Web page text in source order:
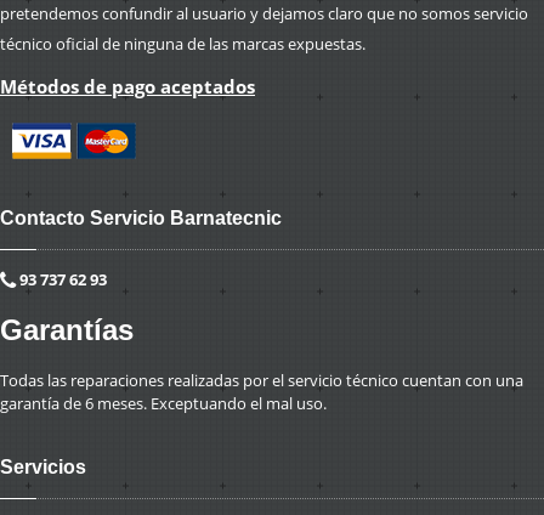
pretendemos confundir al usuario y dejamos claro que no somos servicio
técnico oficial de ninguna de las marcas expuestas.
Métodos de pago aceptados
Contacto Servicio Barnatecnic
93 737 62 93
Garantías
Todas las reparaciones realizadas por el servicio técnico cuentan con una
garantía de 6 meses. Exceptuando el mal uso.
Servicios